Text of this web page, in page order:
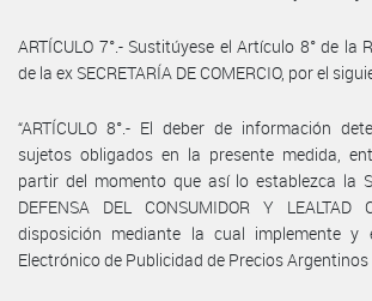
ARTÍCULO 7°.- Sustitúyese el Artículo 8° de la
de la ex SECRETARÍA DE COMERCIO, por el
“ARTÍCULO 8°.- El deber de información
sujetos obligados en la presente medida,
partir del momento que así lo establezca la
DEFENSA DEL CONSUMIDOR Y LEALTAD
disposición mediante la cual implemente y
Electrónico de Publicidad de Precios Argentinos